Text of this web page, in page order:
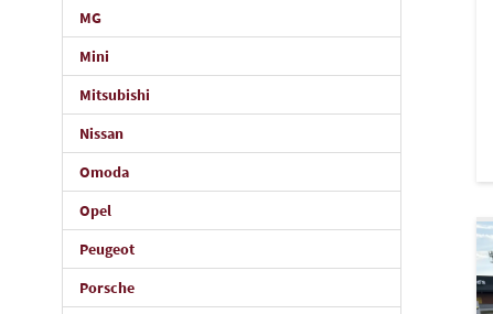
MG
Mini
Mitsubishi
Nissan
Omoda
Opel
Peugeot
Porsche